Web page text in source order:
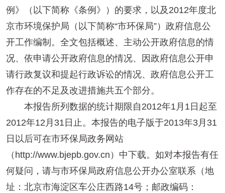
例》（以下简称《条例》）的要求，以及2012年度北
京市环境保护局（以下简称“市环保局”）政府信息公
开工作编制。全文包括概述、主动公开政府信息的情
况、依申请公开政府信息的情况、因政府信息公开申
请行政复议和提起行政诉讼的情况、政府信息公开工
作存在的不足及改进措施共五个部分。
本报告所列数据的统计期限自2012年1月1日起至
2012年12月31日止。本报告的电子版于2013年3月31
日以后可在市环保局政务网站
（http://www.bjepb.gov.cn）中下载。如对本报告有任
何疑问，请与市环保局政府信息公开办公室联系（地
址：北京市海淀区车公庄西路14号；邮政编码：